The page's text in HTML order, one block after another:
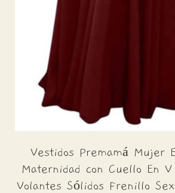
Vestidos Premamá Mujer
Maternidad con Cuello En
Volantes Sólidos Frenillo